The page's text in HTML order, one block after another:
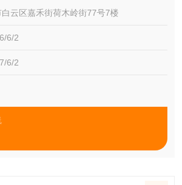
白云区嘉禾街荷木岭街77号7楼
6/2
6/2